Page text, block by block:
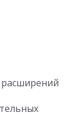
расширений